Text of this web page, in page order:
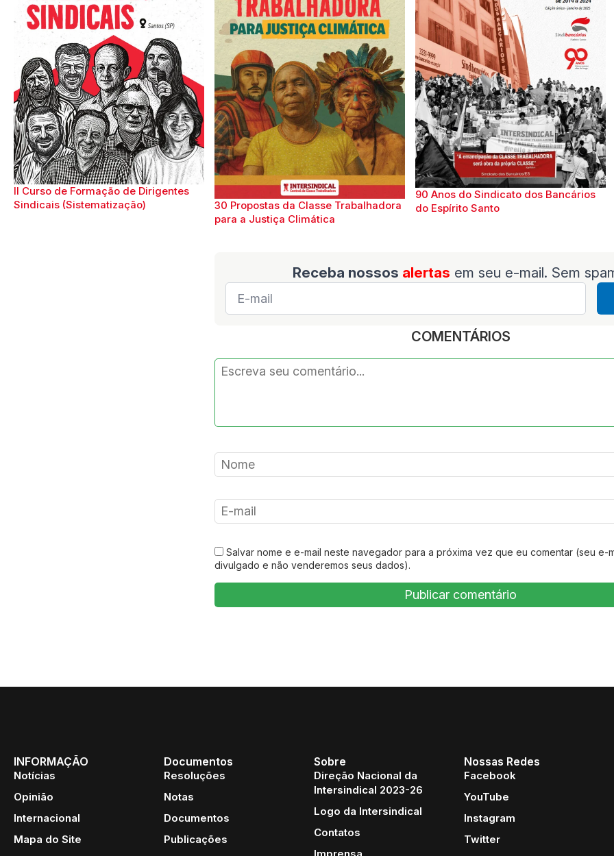
II Curso de Formação de Dirigentes
Sindicais (Sistematização)
30 Propostas da Classe Trabalhadora
para a Justiça Climática
90 Anos do Sindicato dos Bancários
do Espírito Santo
Receba nossos alertas em seu e-mail. Sem
E-
mail
COMENTÁRIOS
Salvar nome e e-mail neste navegador para a próxima vez que eu comentar (seu e-
divulgado e não venderemos seus dados).
INFORMAÇÃO
Notícias
Opinião
Internacional
Mapa do Site
Documentos
Resoluções
Notas
Documentos
Publicações
Sobre
Direção Nacional da
Intersindical 2023-26
Logo da Intersindical
Contatos
Nossas Redes
Facebook
YouTube
Instagram
Twitter